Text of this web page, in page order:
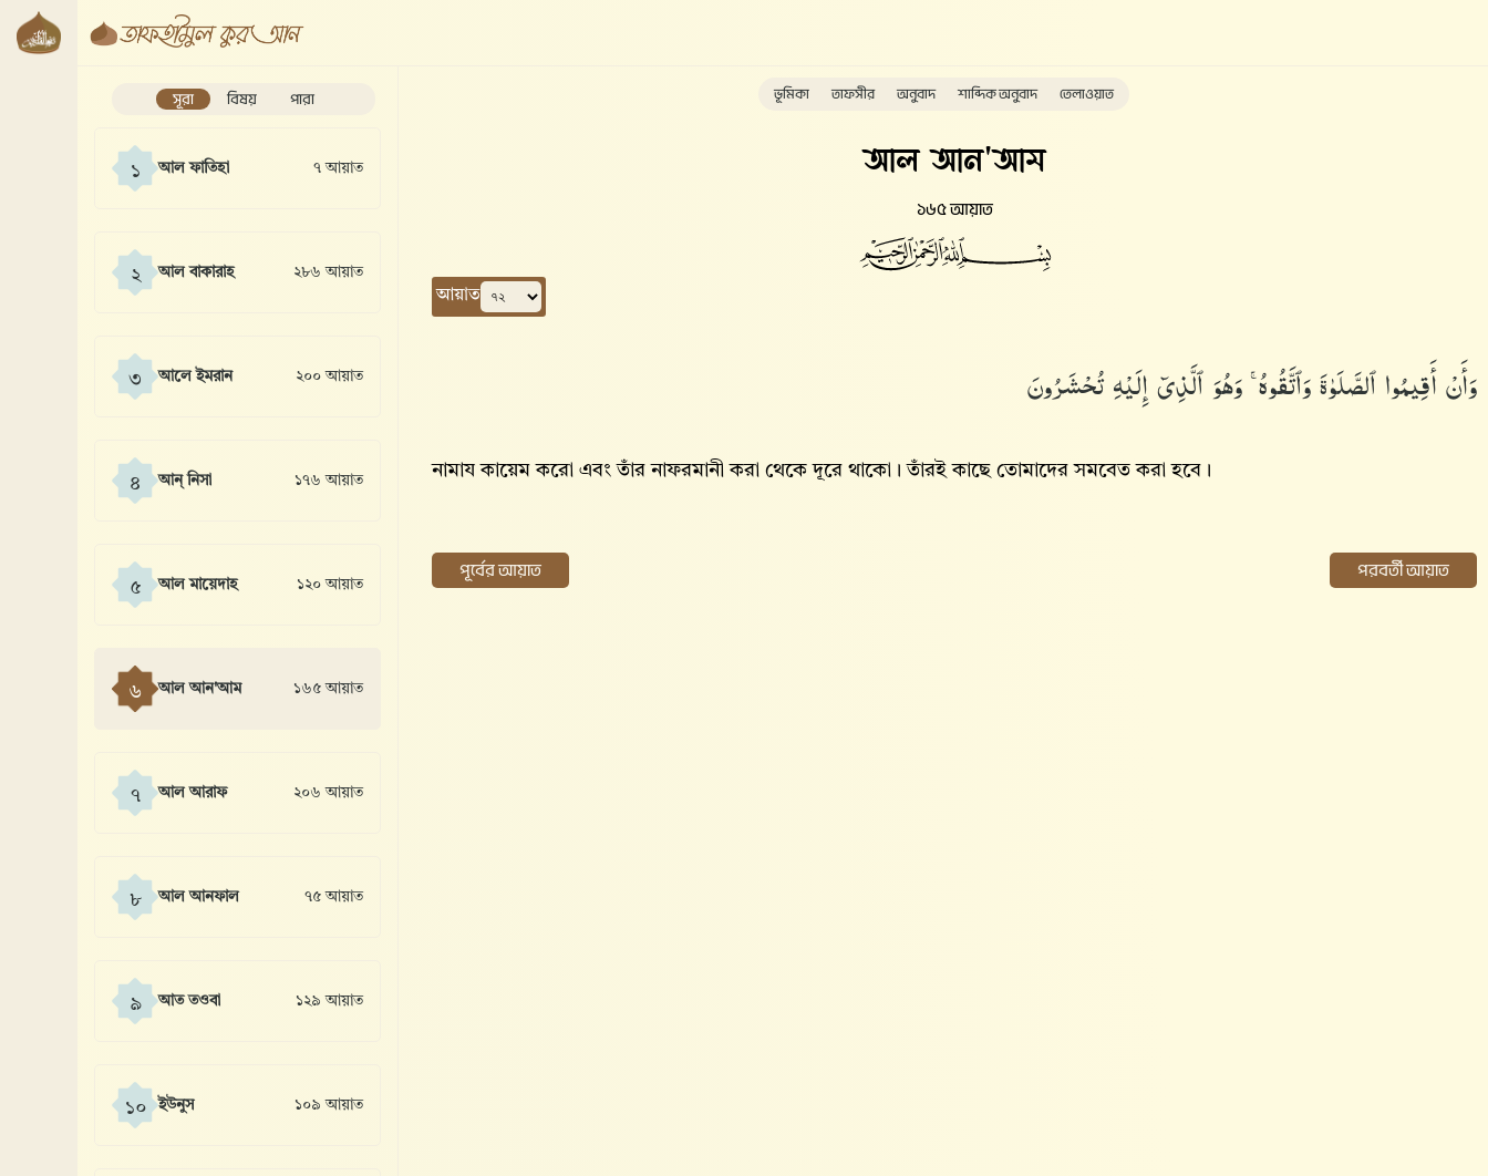
সূরা বিষয় পারা
১ আল ফাতিহা ৭ আয়াত
২ আল বাকারাহ ২৮৬ আয়াত
৩ আলে ইমরান ২০০ আয়াত
৪ আন্ নিসা ১৭৬ আয়াত
৫ আল মায়েদাহ ১২০ আয়াত
৬ আল আন'আম ১৬৫ আয়াত
৭ আল আরাফ ২০৬ আয়াত
৮ আল আনফাল ৭৫ আয়াত
৯ আত তওবা ১২৯ আয়াত
১০ ইউনুস ১০৯ আয়াত
ভূমিকা তাফসীর অনুবাদ শাব্দিক অনুবাদ তেলাওয়াত
আল আন'আম
১৬৫ আয়াত
আয়াত
وَأَنْ أَقِيمُوا۟ ٱلصَّلَوٰةَ وَٱتَّقُوهُ ۚ وَهُوَ ٱلَّذِىٓ إِلَيْهِ تُحْشَرُونَ
নামায কায়েম করো এবং তাঁর নাফরমানী করা থেকে দূরে থাকো। তাঁরই কাছে তোমাদের সমবেত করা হবে।
পূর্বের আয়াত পরবর্তী আয়াত